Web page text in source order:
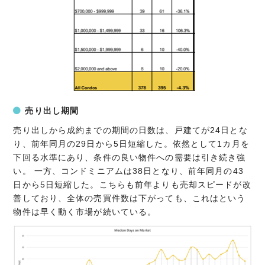
売り出し期間
売り出しから成約までの期間の日数は、戸建てが24日とな
り、前年同月の29日から5日短縮した。依然として1カ月を
下回る水準にあり、条件の良い物件への需要は引き続き強
い。 一方、コンドミニアムは38日となり、前年同月の43
日から5日短縮した。こちらも前年よりも売却スピードが改
善しており、全体の売買件数は下がっても、これはという
物件は早く動く市場が続いている。